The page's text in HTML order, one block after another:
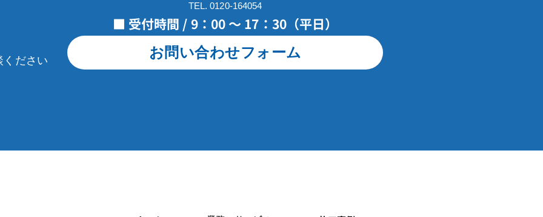
ください
TEL. 0120-164054
■ 受付時間 / 9：00 ～ 17：30（平日）
お問い合わせフォーム